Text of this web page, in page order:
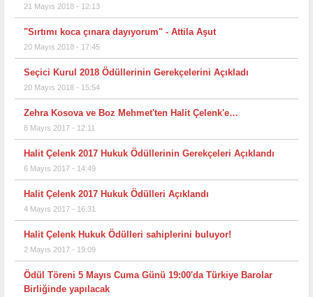
21 Mayıs 2018 - 12:13
"Sırtımı koca çınara dayıyorum" - Attila Aşut
20 Mayıs 2018 - 17:45
Seçici Kurul 2018 Ödüllerinin Gerekçelerini Açıkladı
20 Mayıs 2018 - 15:54
Zehra Kosova ve Boz Mehmet'ten Halit Çelenk'e…
8 Mayıs 2017 - 12:11
Halit Çelenk 2017 Hukuk Ödüllerinin Gerekçeleri Açıklandı
6 Mayıs 2017 - 14:49
Halit Çelenk 2017 Hukuk Ödülleri Açıklandı
4 Mayıs 2017 - 16:31
Halit Çelenk Hukuk Ödülleri sahiplerini buluyor!
2 Mayıs 2017 - 19:09
Ödül Töreni 5 Mayıs Cuma Günü 19:00'da Türkiye Barolar
Birliğinde yapılacak